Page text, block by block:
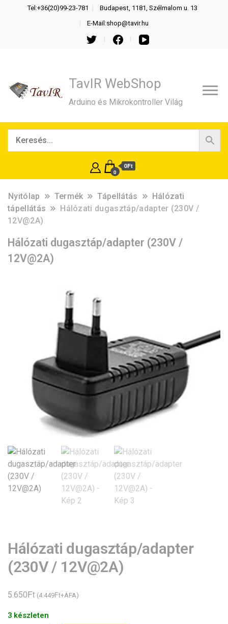
Tel:+36(20)99-23-781 Budapest, 1181, Szélmalom u. 13
E-Mail:shop@tavir.hu
TavIR WebShop
Arduino és Mikrokontroller Világ
0
0Ft
Nyitólap Termék Tápellátás
Hálózati
tápellátás
Hálózati dugasztáp/adapter (230V /
12V@2A)
Hálózati dugasztáp/adapter (230V /
12V@2A)
Hálózati dugasztáp/adapter
(230V / 12V@2A)
5.650Ft (4.449Ft+ÁFA)
3 készleten